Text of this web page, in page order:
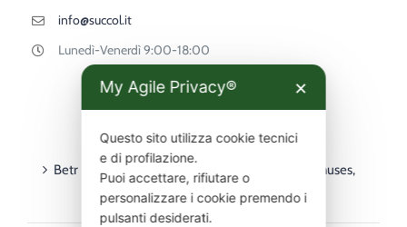
info@succol.it
Lunedì-Venerdì 9:00-18:00
Betr PointsBet guide for Australian players – bonuses,
deposits, withdrawals & mobile
My Agile Privacy® ✕
Questo sito utilizza cookie tecnici
e di profilazione.
Puoi accettare, rifiutare o
personalizzare i cookie premendo i
pulsanti desiderati.